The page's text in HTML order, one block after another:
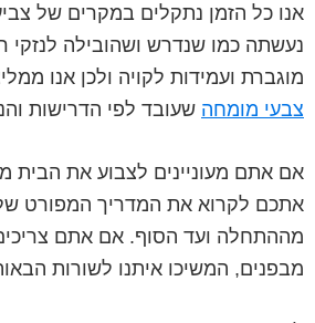
אנו כל הזמן נתקלים במקרים של
נעשתה כמו שנדרש ושהובילה לנזקי
מוגברת ועמידות לקויה ולכן אנו
צבעי מומחה שעובד לפי הדרישות
אם אתם מעוניינים לצבוע את הבית
אתכם לקרוא את המדריך המפורט
מההתחלה ועד הסוף. אם אתם
מבפנים, המשיכו איתנו לשורות